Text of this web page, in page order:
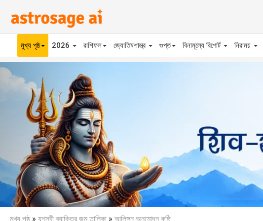
মুখ্য পৃষ্ঠ 2026 রাশিফল জ্যোতিষশাস্ত্র গুপ্ত বিনামূল্যে রিপোর্ট নিরাময়
Previous
মুখ্য পৃষ্ঠ » যশস্বী ব্যাক্তির জন্ম তালিকা » আলিঙ্গন অনুমোদন কুষ্ঠি